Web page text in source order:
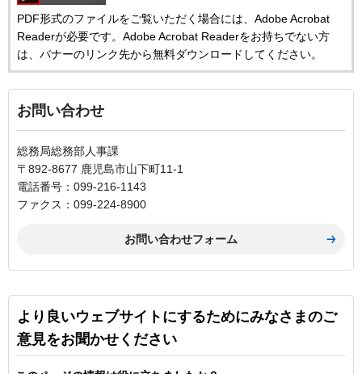
PDF形式のファイルをご覧いただく場合には、Adobe Acrobat
Readerが必要です。Adobe Acrobat Readerをお持ちでない方
は、バナーのリンク先から無料ダウンロードしてください。
お問い合わせ
総務局総務部人事課
〒892-8677 鹿児島市山下町11-1
電話番号：099-216-1143
ファクス：099-224-8900
より良いウェブサイトにするためにみなさまのご
意見をお聞かせください